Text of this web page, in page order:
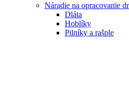
Náradie na opracovanie
Dláta
Hoblíky
Pilníky a rašple